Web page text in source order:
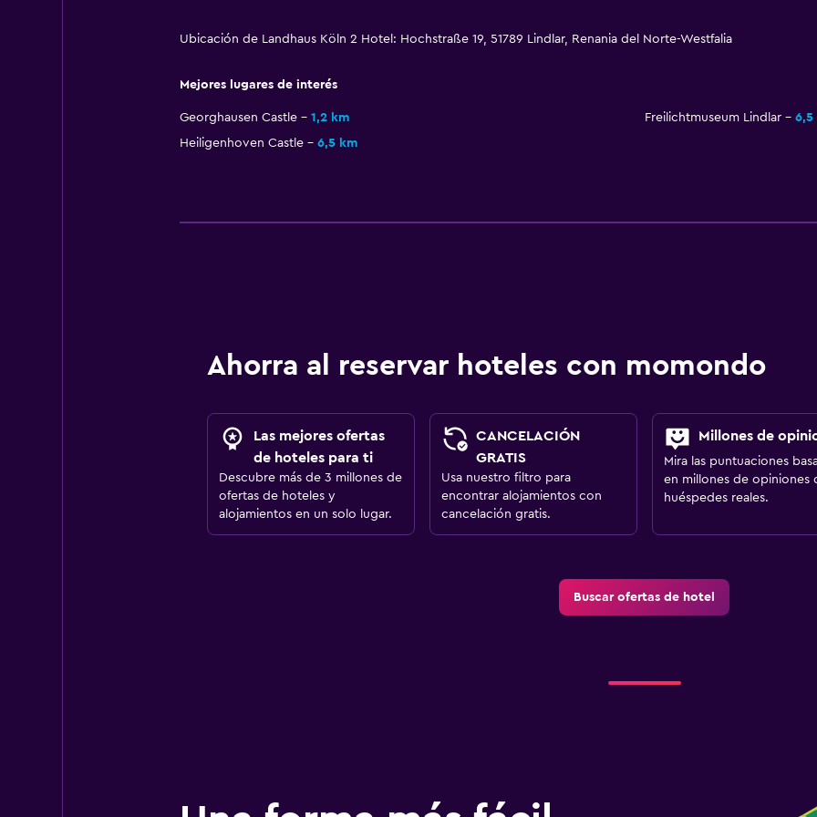
Ubicación de Landhaus Köln 2 Hotel: Hochstraße 19, 51789 Lindlar, Renania del Norte-Westfalia
Mejores lugares de interés
Georghausen Castle 1,2 km Freilichtmuseum Lindlar
6,5
Heiligenhoven Castle
6,5 km
Ahorra al reservar hoteles con momondo
Las mejores ofertas
de hoteles para ti
Descubre más de 3 millones de
ofertas de hoteles y
alojamientos en un solo lugar.
CANCELACIÓN
GRATIS
Usa nuestro filtro para
encontrar alojamientos con
cancelación gratis.
Millones de
Mira las puntuaciones
en millones de opiniones
huéspedes reales.
Buscar ofertas de hotel